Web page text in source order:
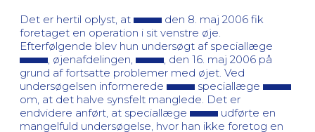
Det er hertil oplyst, at
den 8. maj 2006 fik
foretaget en operation i sit venstre øje.
Efterfølgende blev hun undersøgt af speciallæge
, øjenafdelingen,
, den 16. maj 2006 på
grund af fortsatte problemer med øjet. Ved
undersøgelsen informerede
speciallæge
om, at det halve synsfelt manglede. Det er
endvidere anført, at speciallæge
udførte en
mangelfuld undersøgelse, hvor han ikke foretog en